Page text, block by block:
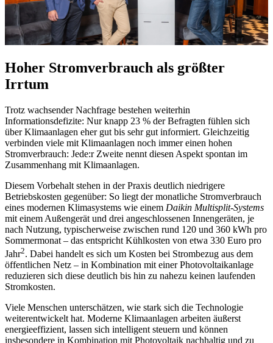
Hoher Stromverbrauch als größter
Irrtum
Trotz wachsender Nachfrage bestehen weiterhin
Informationsdefizite: Nur knapp 23 % der Befragten fühlen sich
über Klimaanlagen eher gut bis sehr gut informiert. Gleichzeitig
verbinden viele mit Klimaanlagen noch immer einen hohen
Stromverbrauch: Jede:r Zweite nennt diesen Aspekt spontan im
Zusammenhang mit Klimaanlagen.
Diesem Vorbehalt stehen in der Praxis deutlich niedrigere
Betriebskosten gegenüber: So liegt der monatliche Stromverbrauch
eines modernen Klimasystems wie einem Daikin Multisplit-Systems
mit einem Außengerät und drei angeschlossenen Innengeräten, je
nach Nutzung, typischerweise zwischen rund 120 und 360 kWh pro
Sommermonat – das entspricht Kühlkosten von etwa 330 Euro pro
Jahr2. Dabei handelt es sich um Kosten bei Strombezug aus dem
öffentlichen Netz – in Kombination mit einer Photovoltaikanlage
reduzieren sich diese deutlich bis hin zu nahezu keinen laufenden
Stromkosten.
Viele Menschen unterschätzen, wie stark sich die Technologie
weiterentwickelt hat. Moderne Klimaanlagen arbeiten äußerst
energieeffizient, lassen sich intelligent steuern und können
insbesondere in Kombination mit Photovoltaik nachhaltig und zu